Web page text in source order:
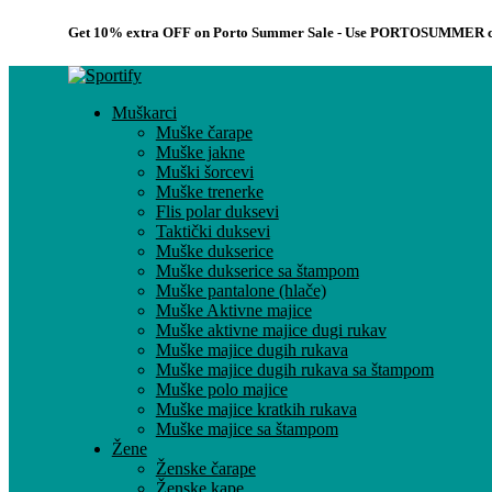
Get 10% extra OFF on Porto Summer Sale - Use PORTOSUMMER
Muškarci
Muške čarape
Muške jakne
Muški šorcevi
Muške trenerke
Flis polar duksevi
Taktički duksevi
Muške dukserice
Muške dukserice sa štampom
Muške pantalone (hlače)
Muške Aktivne majice
Muške aktivne majice dugi rukav
Muške majice dugih rukava
Muške majice dugih rukava sa štampom
Muške polo majice
Muške majice kratkih rukava
Muške majice sa štampom
Žene
Ženske čarape